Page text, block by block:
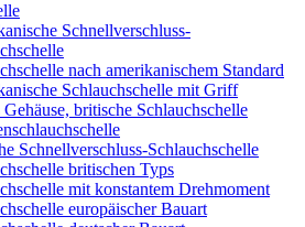
Schnellverschluss-
nach amerikanischem Standard
Schlauchschelle mit Griff
Gehäuse, britische Schlauchschelle
Schnellverschluss-Schlauchschelle
britischen Typs
mit konstantem Drehmoment
europäischer Bauart